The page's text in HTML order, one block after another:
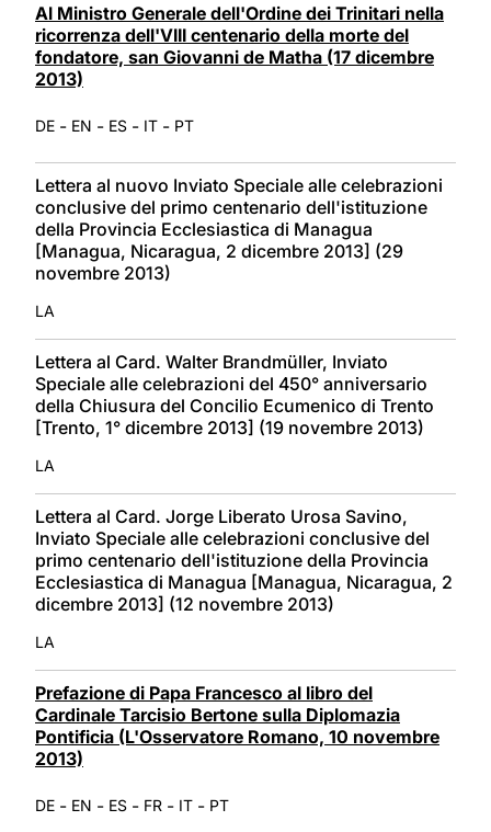
Al Ministro Generale dell'Ordine dei Trinitari nella
ricorrenza dell'VIII centenario della morte del
fondatore, san Giovanni de Matha (17 dicembre
2013)
DE - EN - ES - IT - PT
Lettera al nuovo Inviato Speciale alle celebrazioni
conclusive del primo centenario dell'istituzione
della Provincia Ecclesiastica di Managua
[Managua, Nicaragua, 2 dicembre 2013] (29
novembre 2013)
LA
Lettera al Card. Walter Brandmüller, Inviato
Speciale alle celebrazioni del 450° anniversario
della Chiusura del Concilio Ecumenico di Trento
[Trento, 1° dicembre 2013] (19 novembre 2013)
LA
Lettera al Card. Jorge Liberato Urosa Savino,
Inviato Speciale alle celebrazioni conclusive del
primo centenario dell'istituzione della Provincia
Ecclesiastica di Managua [Managua, Nicaragua, 2
dicembre 2013] (12 novembre 2013)
LA
Prefazione di Papa Francesco al libro del
Cardinale Tarcisio Bertone sulla Diplomazia
Pontificia (L'Osservatore Romano, 10 novembre
2013)
DE - EN - ES - FR - IT - PT